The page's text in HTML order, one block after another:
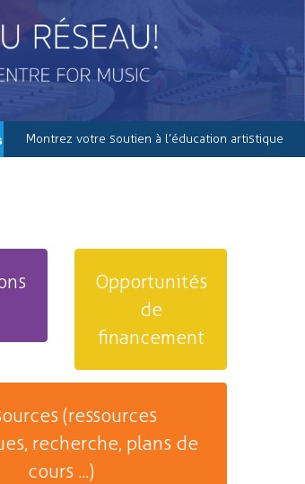
sont importants et vitaux pour nos écoles et
Montrez votre soutien à l’éducation artistique
Opportunités
de
financement
(ressources
recherche, plans de
cours ...)